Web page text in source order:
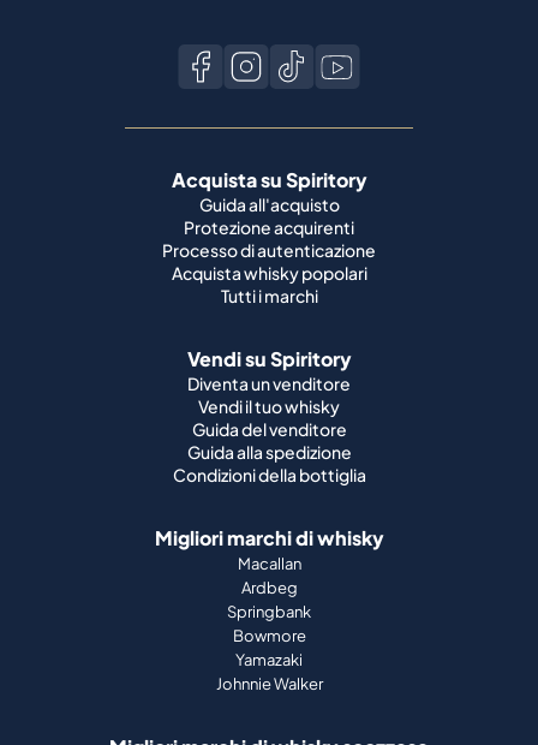
Acquista su Spiritory
Guida all'acquisto
Protezione acquirenti
Processo di autenticazione
Acquista whisky popolari
Tutti i marchi
Vendi su Spiritory
Diventa un venditore
Vendi il tuo whisky
Guida del venditore
Guida alla spedizione
Condizioni della bottiglia
Migliori marchi di whisky
Macallan
Ardbeg
Springbank
Bowmore
Yamazaki
Johnnie Walker